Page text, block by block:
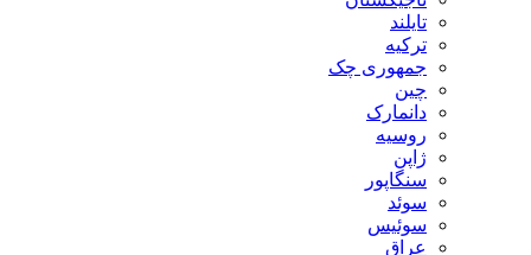
تایلند
ترکیه
جمهوری چک
چین
دانمارک
روسیه
ژاپن
سنگاپور
سوئد
سوئیس
عراق